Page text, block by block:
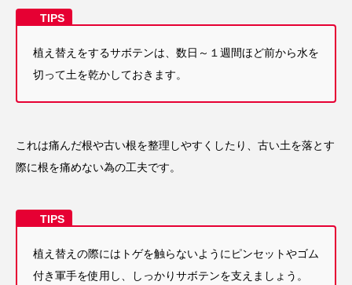
植え替えをするサボテンは、数日～１週間ほど前から水を
切って土を乾かしておきます。
これは痛んだ根や古い根を整理しやすくしたり、古い土を落とす
際に根を痛めない為の工夫です。
植え替えの際にはトゲを触らないようにピンセットやゴム
付き軍手を使用し、しっかりサボテンを支えましょう。